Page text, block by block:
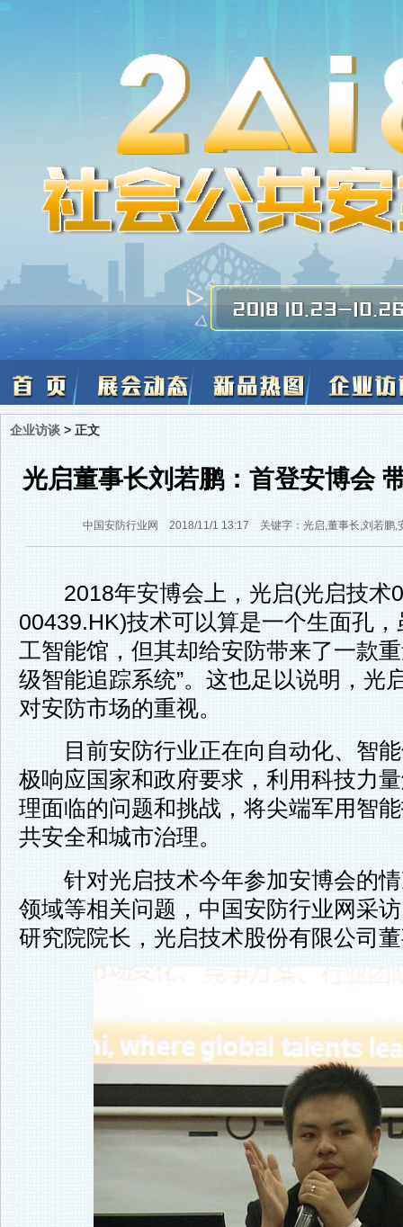
企业访谈 > 正文
光启董事长刘若鹏：首登安博会
中国安防行业网 2018/11/1 13:17 关键字：光启,董事长,刘若
2018年安博会上，光启(光启技术
00439.HK)技术可以算是一个生面孔
工智能馆，但其却给安防带来了一款重
级智能追踪系统”。这也足以说明，光
对安防市场的重视。
目前安防行业正在向自动化、智能
极响应国家和政府要求，利用科技力
理面临的问题和挑战，将尖端军用智
共安全和城市治理。
针对光启技术今年参加安博会的情
领域等相关问题，中国安防行业网采
研究院院长，光启技术股份有限公司